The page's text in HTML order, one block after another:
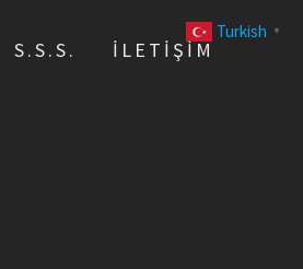
S.S.S. İLETIŞIM
Turkish ▼